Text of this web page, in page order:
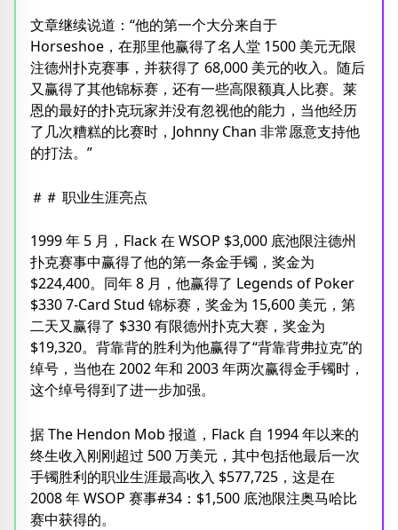
文章继续说道：“他的第一个大分来自于
Horseshoe，在那里他赢得了名人堂 1500 美元无限
注德州扑克赛事，并获得了 68,000 美元的收入。随后
又赢得了其他锦标赛，还有一些高限额真人比赛。莱
恩的最好的扑克玩家并没有忽视他的能力，当他经历
了几次糟糕的比赛时，Johnny Chan 非常愿意支持他
的打法。”
＃＃ 职业生涯亮点
1999 年 5 月，Flack 在 WSOP $3,000 底池限注德州
扑克赛事中赢得了他的第一条金手镯，奖金为
$224,400。同年 8 月，他赢得了 Legends of Poker
$330 7-Card Stud 锦标赛，奖金为 15,600 美元，第
二天又赢得了 $330 有限德州扑克大赛，奖金为
$19,320。背靠背的胜利为他赢得了“背靠背弗拉克”的
绰号，当他在 2002 年和 2003 年两次赢得金手镯时，
这个绰号得到了进一步加强。
据 The Hendon Mob 报道，Flack 自 1994 年以来的
终生收入刚刚超过 500 万美元，其中包括他最后一次
手镯胜利的职业生涯最高收入 $577,725，这是在
2008 年 WSOP 赛事#34：$1,500 底池限注奥马哈比
赛中获得的。